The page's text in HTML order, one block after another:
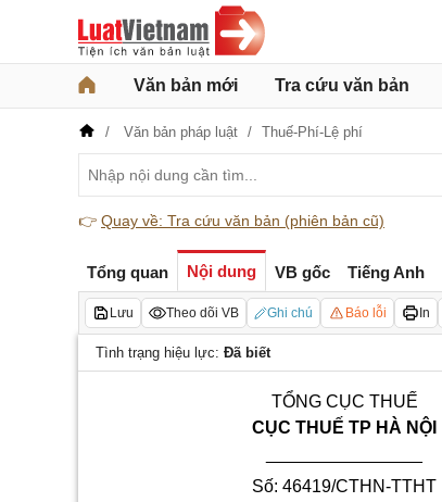
Văn bản mới Tra cứu văn bản
Văn bản pháp luật Thuế-Phí-Lệ phí
👉 Quay về: Tra cứu văn bản (phiên bản cũ)
Tổng quan Nội dung VB gốc Tiếng Anh
Lưu Theo dõi VB Ghi chú Báo lỗi In
Tình trạng hiệu lực: Đã biết
TỔNGCỤC THUẾ
CỤC THU Ế TP HÀ NỘI
Số: 46419/CTHN-TTHT